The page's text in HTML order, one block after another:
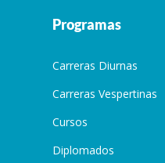
Programas
Carreras Diurnas
Carreras Vespertinas
Cursos
Diplomados